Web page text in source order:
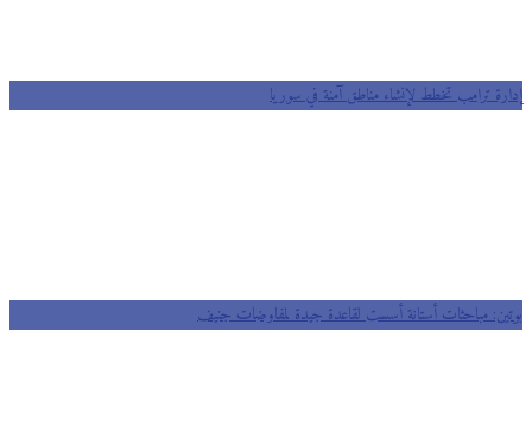
إدارة ترامب تخطط لإنشاء مناطق آمنة في سوريا
بوتين: مباحثات أستانة أسست لقاعدة جيدة لمفاوضات جنيف